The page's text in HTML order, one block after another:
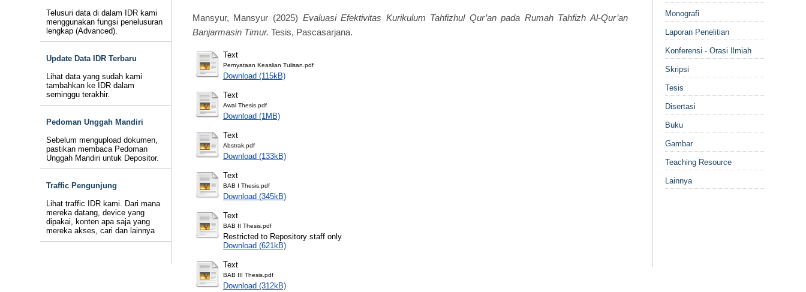
Telusuri data di dalam IDR kami
menggunakan fungsi penelusuran
lengkap (Advanced).
Update Data IDR Terbaru
Lihat data yang sudah kami
tambahkan ke IDR dalam
seminggu terakhir.
Pedoman Unggah Mandiri
Sebelum mengupload dokumen,
pastikan membaca Pedoman
Unggah Mandiri untuk Depositor.
Traffic Pengunjung
Lihat traffic IDR kami. Dari mana
mereka datang, device yang
dipakai, konten apa saja yang
mereka akses, cari dan lainnya
Mansyur, Mansyur (2025) Evaluasi Efektivitas Kurikulum Tahfizhul Qur’an pada Rumah Tahfizh Al‑Qur’an
Banjarmasin Timur. Tesis, Pascasarjana.
Text
Pernyataan Keaslian Tulisan.pdf
Download (115kB)
Text
Awal Thesis.pdf
Download (1MB)
Text
Abstrak.pdf
Download (133kB)
Text
BAB I Thesis.pdf
Download (345kB)
Text
BAB II Thesis.pdf
Restricted to Repository staff only
Download (621kB)
Text
BAB III Thesis.pdf
Download (312kB)
Monografi
Laporan Penelitian
Konferensi - Orasi Ilmiah
Skripsi
Tesis
Disertasi
Buku
Gambar
Teaching Resource
Lainnya